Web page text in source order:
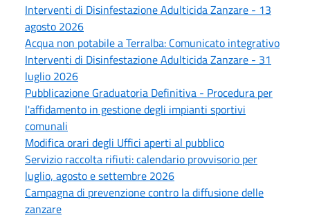
Interventi di Disinfestazione Adulticida Zanzare - 13
agosto 2026
Acqua non potabile a Terralba: Comunicato integrativo
Interventi di Disinfestazione Adulticida Zanzare - 31
luglio 2026
Pubblicazione Graduatoria Definitiva - Procedura per
l'affidamento in gestione degli impianti sportivi
comunali
Modifica orari degli Uffici aperti al pubblico
Servizio raccolta rifiuti: calendario provvisorio per
luglio, agosto e settembre 2026
Campagna di prevenzione contro la diffusione delle
zanzare